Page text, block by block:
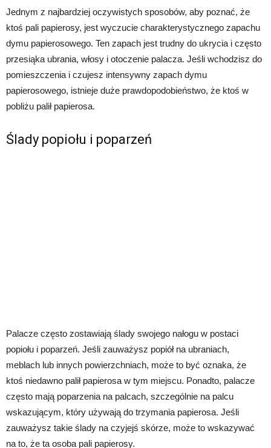
Jednym z najbardziej oczywistych sposobów, aby poznać, że
ktoś pali papierosy, jest wyczucie charakterystycznego zapachu
dymu papierosowego. Ten zapach jest trudny do ukrycia i często
przesiąka ubrania, włosy i otoczenie palacza. Jeśli wchodzisz do
pomieszczenia i czujesz intensywny zapach dymu
papierosowego, istnieje duże prawdopodobieństwo, że ktoś w
pobliżu palił papierosa.
Ślady popiołu i poparzeń
Palacze często zostawiają ślady swojego nałogu w postaci
popiołu i poparzeń. Jeśli zauważysz popiół na ubraniach,
meblach lub innych powierzchniach, może to być oznaka, że
ktoś niedawno palił papierosa w tym miejscu. Ponadto, palacze
często mają poparzenia na palcach, szczególnie na palcu
wskazującym, który używają do trzymania papierosa. Jeśli
zauważysz takie ślady na czyjejś skórze, może to wskazywać
na to, że ta osoba pali papierosy.